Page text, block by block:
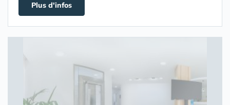
Plus d'infos